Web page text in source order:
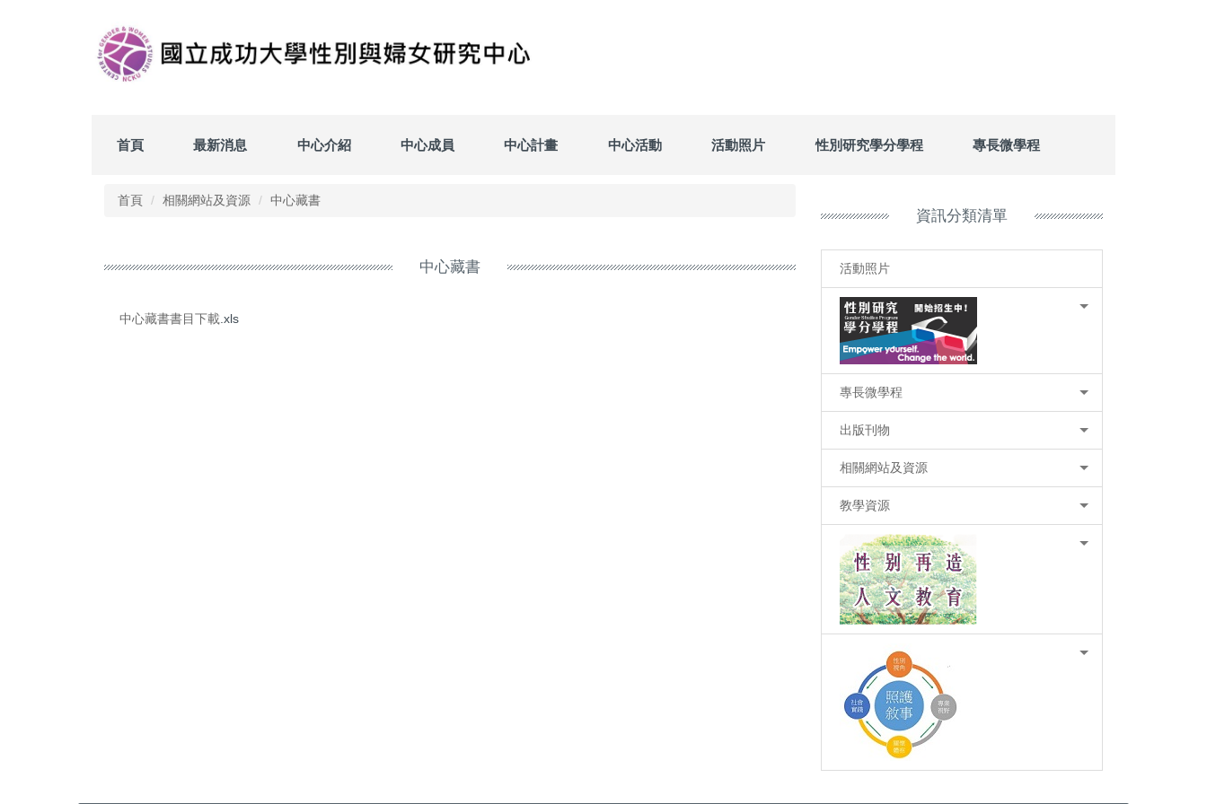
首頁 最新消息 中心介紹 中心成員 中心計畫 中心活動 活動照片 性別研究學分學程 專長微學程
首頁 相關網站及資源 中心藏書
中心藏書
中心藏書書目下載.xls
資訊分類清單
活動照片
專長微學程
出版刊物
相關網站及資源
教學資源